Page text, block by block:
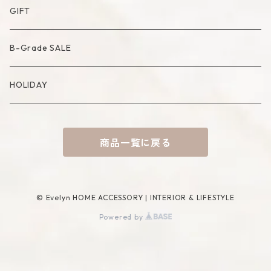
Cutlery
Compote・Cake Stand
Placemat
Artificial Bouquet
Candle
Candle Accessory
Basket
Incense Accessory
Lamp
Object
Mirror
Mat
Bag
Socks
GIFT
B-Grade SALE
HOLIDAY
商品一覧に戻る
© Evelyn HOME ACCESSORY | INTERIOR & LIFESTYLE
Powered by